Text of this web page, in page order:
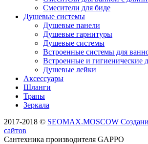
Смесители для биде
Душевые системы
Душевые панели
Душевые гарнитуры
Душевые системы
Встроенные системы для
Встроенные и гигиенические
Душевые лейки
Аксессуары
Шланги
Трапы
Зеркала
2017-2018 © SEOMAX.MOSCOW
сайтов
Сантехника производителя GAPPO